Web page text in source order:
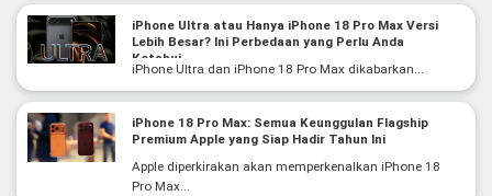
iPhone Ultra atau Hanya iPhone 18 Pro Max Versi
Lebih Besar? Ini Perbedaan yang Perlu Anda
Ketahui
iPhone Ultra dan iPhone 18 Pro Max dikabarkan...
iPhone 18 Pro Max: Semua Keunggulan Flagship
Premium Apple yang Siap Hadir Tahun Ini
Apple diperkirakan akan memperkenalkan iPhone 18
Pro Max...